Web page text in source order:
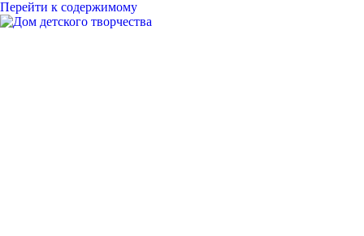
Перейти к содержимому